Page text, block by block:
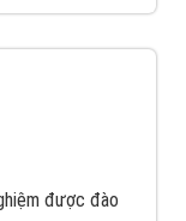
được đào